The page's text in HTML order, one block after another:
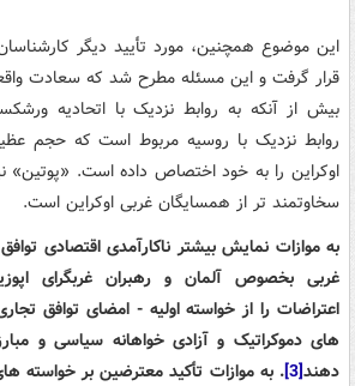
این موضوع همچنین، مورد تأیید دیگر
قرار گرفت و این مسئله مطرح شد که سعادت
بیش از آنکه به روابط نزدیک با اتحادیه
روابط نزدیک با روسیه مربوط است که حجم
اوکراین را به خود اختصاص داده است. «پوتین»
سخاوتمند تر از همسایگان غربی اوکراین است.
به موازات نمایش بیشتر ناکارآمدی اقتصادی
غربی بخصوص آلمان و رهبران غربگرای
اعتراضات را از خواسته اولیه - امضای توافق
های دموکراتیک و آزادی خواهانه سیاسی و
دهند[3]. به موازات تأکید معترضین بر خواسته